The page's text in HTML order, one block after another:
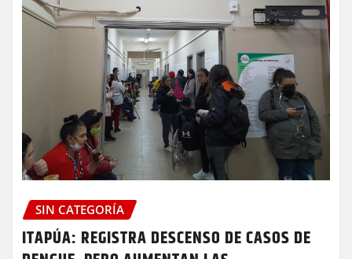
SIN CATEGORÍA
ITAPÚA: REGISTRA DESCENSO DE CASOS DE